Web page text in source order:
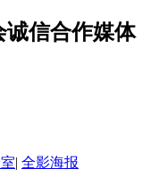
诚信合作媒体
| 全影海报